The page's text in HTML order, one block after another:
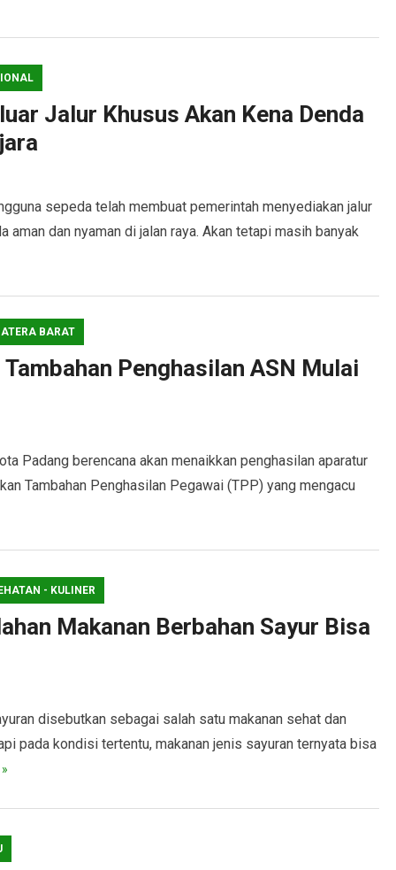
Jalur Khusus Akan Kena Denda
sepeda telah membuat pemerintah menyediakan jalur
dan nyaman di jalan raya. Akan tetapi masih banyak
BARAT
Penghasilan ASN Mulai
Padang berencana akan menaikkan penghasilan aparatur
Tambahan Penghasilan Pegawai (TPP) yang mengacu
- KULINER
Makanan Berbahan Sayur Bisa
disebutkan sebagai salah satu makanan sehat dan
pada kondisi tertentu, makanan jenis sayuran ternyata bisa